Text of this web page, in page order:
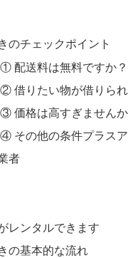
のチェックポイント
配送料は無料ですか？
借りたい物が借りられ
価格は高すぎませんか
その他の条件プラス
者
レンタルできます
の基本的な流れ